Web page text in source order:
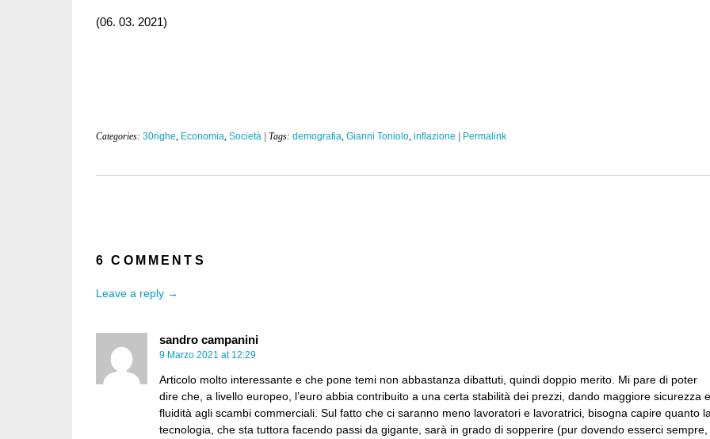
(06. 03. 2021)
Categories: 30righe, Economia, Società | Tags: demografia, Gianni Toniolo, inflazione Permalink
6 COMMENTS
Leave a reply →
sandro campanini
9 Marzo 2021 at 12:29
Articolo molto interessante e che pone temi non abbastanza dibattuti, quindi doppio merito. Mi pare di poter
dire che, a livello europeo, l’euro abbia contribuito a una certa stabilità dei prezzi, dando maggiore sicurezza e
fluidità agli scambi commerciali. Sul fatto che ci saranno meno lavoratori e lavoratrici, bisogna capire quanto la
tecnologia, che sta tuttora facendo passi da gigante, sarà in grado di sopperire (pur dovendo esserci sempre,